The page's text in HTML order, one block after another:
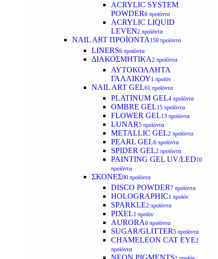
ACRYLIC SYSTEM
POWDER6 προϊόντα
ACRYLIC LIQUID
LEVEN2 προϊόντα
NAIL ART ΠΡΟΪΟΝΤΑ 159 προϊόντα
LINERS6 προϊόντα
ΔΙΑΚΟΣΜΗΤΙΚΑ2 προϊόντα
ΑΥΤΟΚΟΛΛΗΤΑ
ΓΑΛΛΙΚΟΥ1 προϊόν
NAIL ART GEL61 προϊόντα
PLATINUM GEL4 προϊόντα
OMBRE GEL15 προϊόντα
FLOWER GEL13 προϊόντα
LUNAR5 προϊόντα
METALLIC GEL2 προϊόντα
PEARL GEL6 προϊόντα
SPIDER GEL2 προϊόντα
PAINTING GEL UV/LED10
προϊόντα
ΣΚΟΝΕΣ90 προϊόντα
DISCO POWDER7 προϊόντα
HOLOGRAPHIC1 προϊόν
SPARKLE2 προϊόντα
PIXEL1 προϊόν
AURORA6 προϊόντα
SUGAR/GLITTER5 προϊόντα
CHAMELEON CAT EYE2
προϊόντα
NEON PIGMENTS